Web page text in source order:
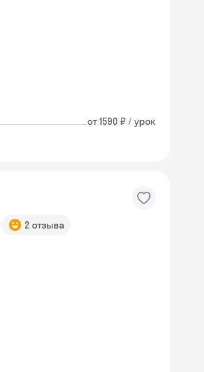
от 1590 ₽ / урок
2 отзыва